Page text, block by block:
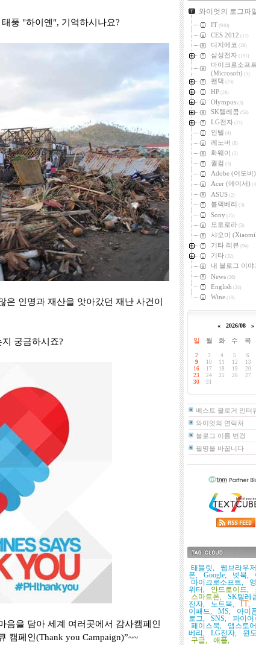
풍 "하이옌", 기억하시나요?
은 인명과 재산을 앗아갔던 재난 사건이
궁금하시죠?
음을 담아 세계 여러곳에서 감사캠페인
캠페인(Thank you Campaign)”~~
카테고리
와이엇의 로그파일
IT (910)
CES 2012 (17)
디지에코 (28)
삼성전자 (191)
마이크로소프트
(Microsoft) (5)
팬택 (23)
HP (28)
Olympus (3)
SK텔레콤 (53)
LG전자 (21)
인텔 (4)
레노버 (8)
화웨이 (2)
퀄컴 (3)
Adobe (어도비)
Acer (에이서)
ASUS (2)
블랙베리 (3)
Sony (25)
모토로라 (3)
샤오미
기타 리뷰 (94)
기타 (32)
내 블로그 이야
News (16)
English (24)
Wine (19)
« 2026/08 »
일 월 화 수 목
2
3 4 5 6
9
10 11 12 13
16
17 18 19 20
23
24 25 26 27
30
31
베스트 블로거 인터
와이엇의 연락처
블로그 이름 변경
필명을 바꿉니다
태그목록
태블릿, 웹브라우
폰,
Google, 넷북,
마이크로소프트,
위터,
안드로이드,
스마트폰,
SK텔레
전자,
노트북, IT,
이패드,
MS, 아이
로그,
SNS,
파이어
페이스북,
앱스토
베리,
LG전자,
윈
구글,
애플,